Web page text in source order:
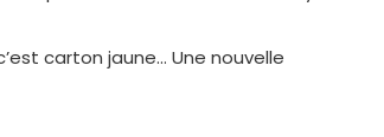
carton jaune… Une nouvelle